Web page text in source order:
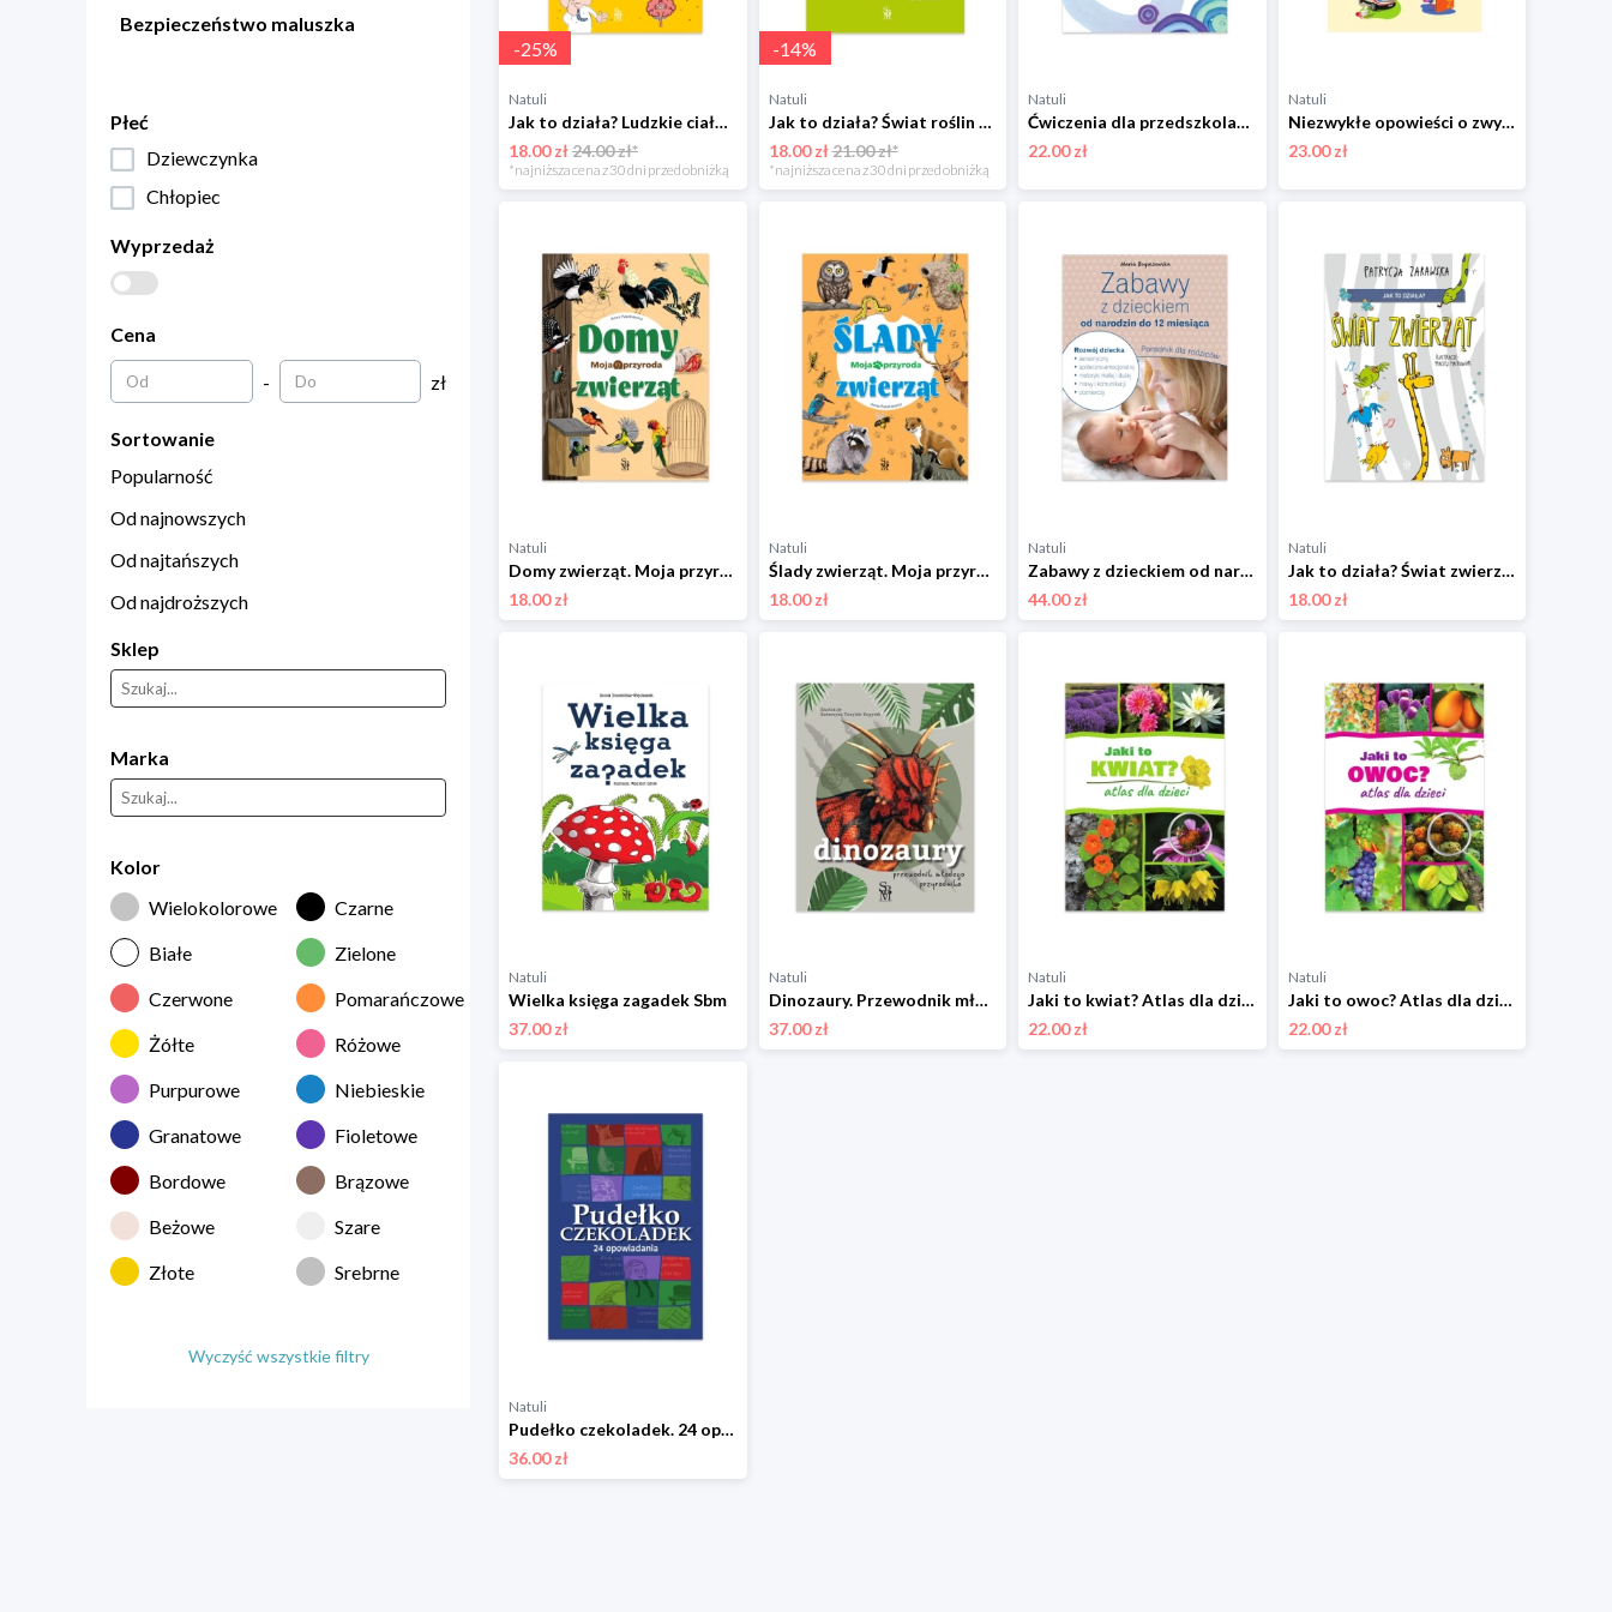
Bezpieczeństwo maluszka
Płeć
Dziewczynka
Chłopiec
Wyprzedaż
Cena
- zł
Sortowanie
Popularność
Od najnowszych
Od najtańszych
Od najdroższych
Sklep
Marka
Kolor
Wielokolorowe
Czarne
Białe
Zielone
Czerwone
Pomarańczowe
Żółte
Różowe
Purpurowe
Niebieskie
Granatowe
Fioletowe
Bordowe
Brązowe
Beżowe
Szare
Złote
Srebrne
Wyczyść wszystkie filtry
-25%
Natuli
Jak to działa? Ludzkie ciało Sbm
18.00 zł24.00 zł*
*najniższa cena z 30 dni przed obniżką
-14%
Natuli
Jak to działa? Świat roślin Sbm
18.00 zł21.00 zł*
*najniższa cena z 30 dni przed obniżką
Natuli
Ćwiczenia dla przedszkolaków z elementami metody Montessori Sbm
22.00 zł
Natuli
Niezwykłe opowieści o zwykłych rzeczach Sbm
23.00 zł
Natuli
Domy zwierząt. Moja przyroda Sbm
18.00 zł
Natuli
Ślady zwierząt. Moja przyroda Sbm
18.00 zł
Natuli
Zabawy z dzieckiem od narodzin do 12 miesiąca. Poradnik dla rodziców Sbm
44.00 zł
Natuli
Jak to działa? Świat zwierząt Sbm
18.00 zł
Natuli
Wielka księga zagadek Sbm
37.00 zł
Natuli
Dinozaury. Przewodnik młodego przyrodnika Sbm
37.00 zł
Natuli
Jaki to kwiat? Atlas dla dzieci Sbm
22.00 zł
Natuli
Jaki to owoc? Atlas dla dzieci Sbm
22.00 zł
Natuli
Pudełko czekoladek. 24 opowiadania. Książkowy kalendarz adwentowy Sbm
36.00 zł